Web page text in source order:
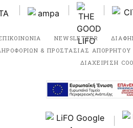
NEWSLETTER
& ΠΡΟΣΤΑΣΙΑΣ ΑΠΟΡΡΗΤΟΥ
ΔΙΑΧΕΙΡΙΣΗ